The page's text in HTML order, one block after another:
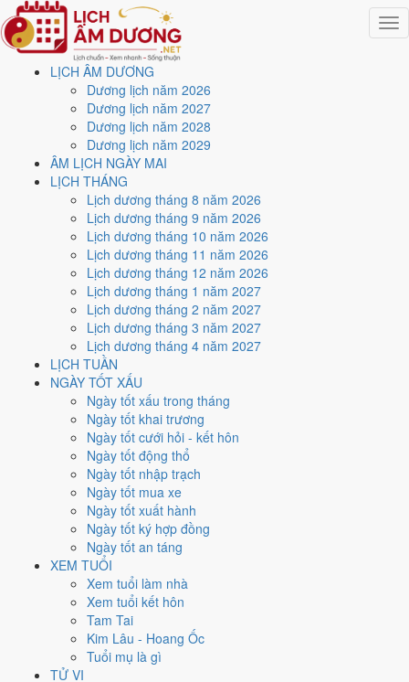
LỊCH ÂM DƯƠNG
Dương lịch năm 2026
Dương lịch năm 2027
Dương lịch năm 2028
Dương lịch năm 2029
ÂM LỊCH NGÀY MAI
LỊCH THÁNG
Lịch dương tháng 8 năm 2026
Lịch dương tháng 9 năm 2026
Lịch dương tháng 10 năm 2026
Lịch dương tháng 11 năm 2026
Lịch dương tháng 12 năm 2026
Lịch dương tháng 1 năm 2027
Lịch dương tháng 2 năm 2027
Lịch dương tháng 3 năm 2027
Lịch dương tháng 4 năm 2027
LỊCH TUẦN
NGÀY TỐT XẤU
Ngày tốt xấu trong tháng
Ngày tốt khai trương
Ngày tốt cưới hỏi - kết hôn
Ngày tốt động thổ
Ngày tốt nhập trạch
Ngày tốt mua xe
Ngày tốt xuất hành
Ngày tốt ký hợp đồng
Ngày tốt an táng
XEM TUỔI
Xem tuổi làm nhà
Xem tuổi kết hôn
Tam Tai
Kim Lâu - Hoang Ốc
Tuổi mụ là gì
TỬ VI
Trang chủ
Lịch năm 2043
Tháng 10/2043
Ngày 18/10/2043 (Giáp Ngọ)
Xem ngày18/10/2043
dương lịch - Ngày 16/9 âm
lịch (Giáp Ngọ) tốt hay xấu?
Ngày 18/10/2043 dương lịch (Chủ Nhật) là ngày 16/9/2043 âm lịch
Giáp Ngọ - Can sinh Chi, Trực Thành, Sao Tinh, nạp âm Sa
Trung Kim. Tổng hòa, đây làNgày Bình Hòa
cho các việc quan trọng. Giờ Hoàng Đạo trong ngày:
Mão, Ngọ, Thân, Dậu
Ngày Dương
Tháng 10 năm 2043
Tháng 9 âm năm 2043
Tiết Hàn Lộ
Giáp Tý
Quý Hợi